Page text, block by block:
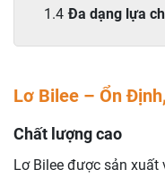
Đa dạng lựa
Lơ Bilee – Ổn
Chất lượng cao
Lơ Bilee được sản xuất